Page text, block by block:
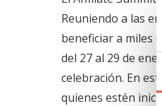
Reuniendo a las
beneficiar a miles
del 27 al 29 de
celebración. En
quienes estén